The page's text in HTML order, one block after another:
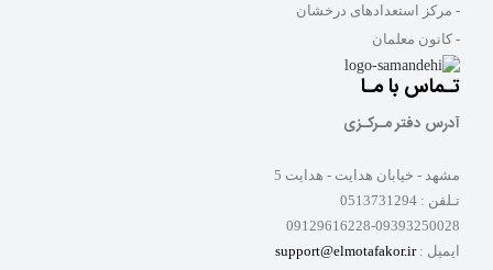
مرکز استعدادهای درخشان
کانون معلمان
با مـا
دفتر مـرکـزی
- خیابان هدایت - هدایت 5
:
0513731294
09129616228-
:
support@elmotafakor.ir